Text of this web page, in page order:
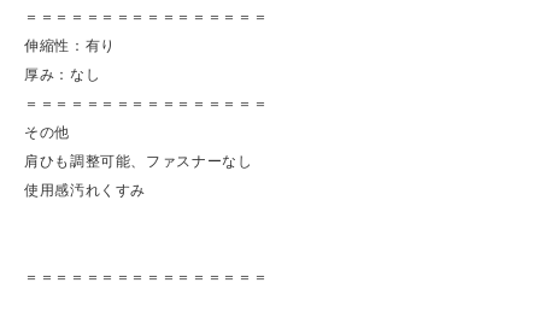
＝＝＝＝＝＝＝＝＝＝＝＝＝＝＝＝
伸縮性：有り
厚み：なし
＝＝＝＝＝＝＝＝＝＝＝＝＝＝＝＝
その他
肩ひも調整可能、ファスナーなし
使用感汚れくすみ
＝＝＝＝＝＝＝＝＝＝＝＝＝＝＝＝